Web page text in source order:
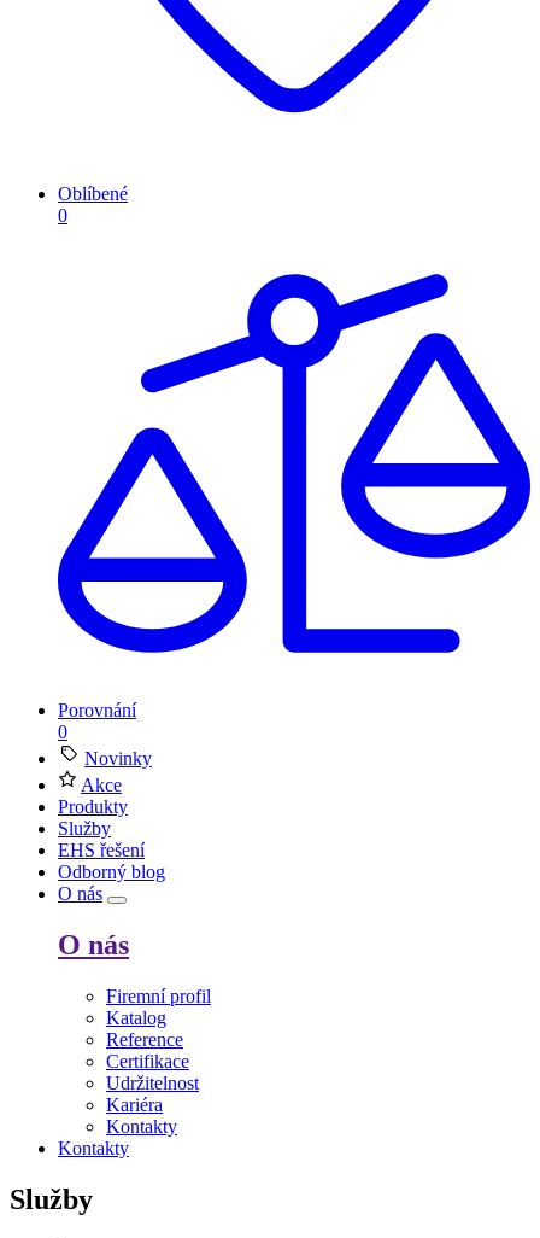
Oblíbené
0
Porovnání
0
Novinky
Akce
Produkty
Služby
EHS řešení
Odborný blog
O nás
O nás
Firemní profil
Katalog
Reference
Certifikace
Udržitelnost
Kariéra
Kontakty
Kontakty
Služby